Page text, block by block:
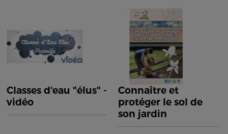
Classes d'eau "élus" -
vidéo
Connaître et
protéger le sol de
son jardin